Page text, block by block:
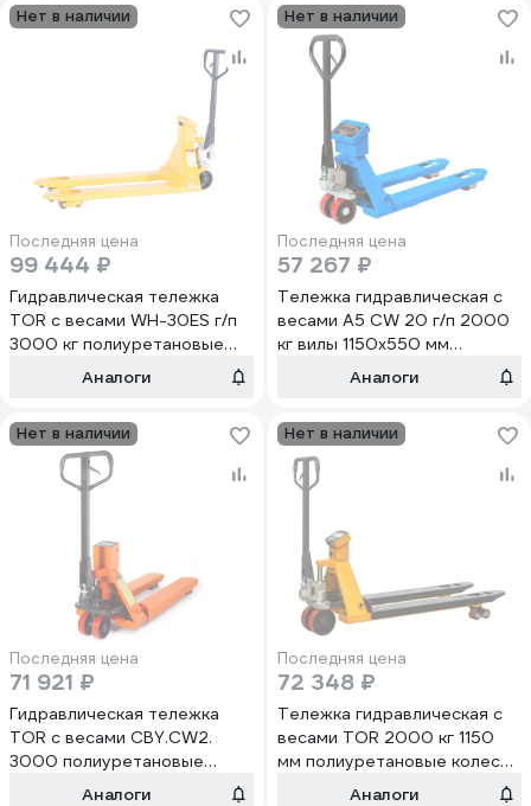
Нет в наличии
Последняя цена
99 444 ₽
Гидравлическая тележка
TOR с весами WH-30ES г/п
3000 кг полиуретановые
колеса 1012052
Аналоги
Нет в наличии
Последняя цена
57 267 ₽
Тележка гидравлическая с
весами А5 CW 20 г/п 2000
кг вилы 1150х550 мм
полиуретановые колеса 180
Аналоги
Нет в наличии
Последняя цена
71 921 ₽
Гидравлическая тележка
TOR с весами CBY.CW2.
3000 полиуретановые
колеса 1012054
Аналоги
Нет в наличии
Последняя цена
72 348 ₽
Тележка гидравлическая с
весами TOR 2000 кг 1150
мм полиуретановые колеса
XILIN BFC20 1050529
Аналоги